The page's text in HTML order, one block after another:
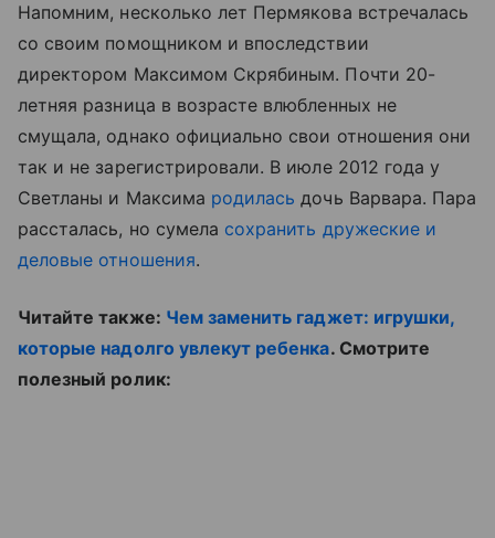
Напомним, несколько лет Пермякова встречалась
со своим помощником и впоследствии
директором Максимом Скрябиным. Почти 20-
летняя разница в возрасте влюбленных не
смущала, однако официально свои отношения они
так и не зарегистрировали. В июле 2012 года у
Светланы и Максима родилась дочь Варвара. Пара
рассталась, но сумела сохранить дружеские и
деловые отношения.
Читайте также: Чем заменить гаджет: игрушки,
которые надолго увлекут ребенка. Смотрите
полезный ролик: